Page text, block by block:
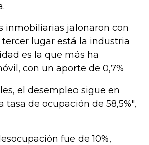
inmobiliarias jalonaron con
tercer lugar está la industria
es la que más ha
con un aporte de 0,7%
el desempleo sigue en
de ocupación de 58,5%",
fue de 10%,